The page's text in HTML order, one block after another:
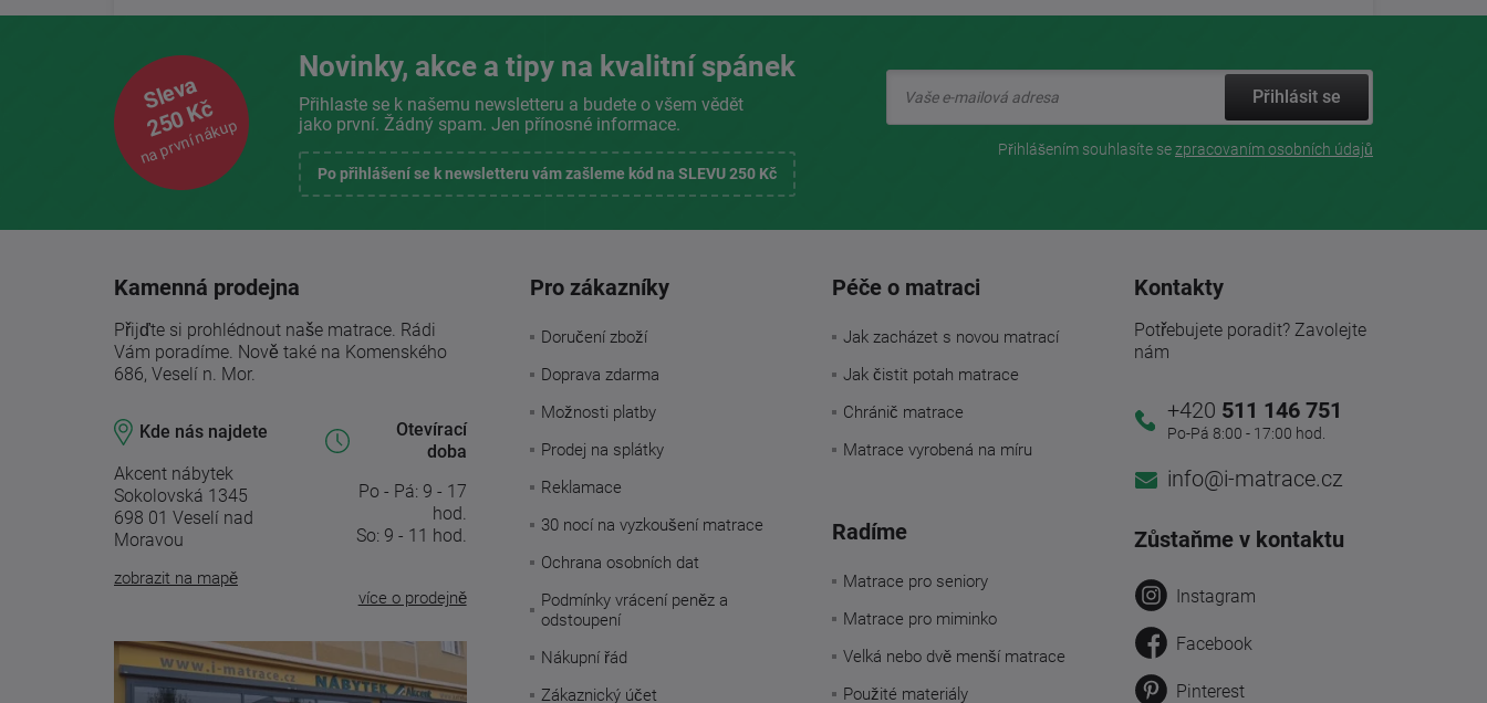
Sleva
250 Kč
na první nákup
Novinky, akce a tipy na kvalitní spánek
Přihlaste se k našemu newsletteru a budete o všem vědět
jako první. Žádný spam. Jen přínosné informace.
Po přihlášení se k newsletteru vám zašleme kód na SLEVU 250 Kč
Přihlásit se
Přihlášením souhlasíte sezpracovaním osobních údajů
Kamenná prodejna
Přijďte si prohlédnout naše matrace. Rádi
Vám poradíme. Nově také na Komenského
686, Veselí n. Mor.
Kde nás najdete
Akcent nábytek
Sokolovská 1345
698 01 Veselí nad
Moravou
zobrazit na mapě
Otevírací
doba
Po - Pá: 9 - 17
hod.
So: 9 - 11 hod.
více o prodejně
Pro zákazníky
Doručení zboží
Doprava zdarma
Možnosti platby
Prodej na splátky
Reklamace
30 nocí na vyzkoušení matrace
Ochrana osobních dat
Podmínky vrácení peněz a
odstoupení
Nákupní řád
Zákaznický účet
Péče o matraci
Jak zacházet s novou matrací
Jak čistit potah matrace
Chránič matrace
Matrace vyrobená na míru
Radíme
Matrace pro seniory
Matrace pro miminko
Velká nebo dvě menší matrace
Použité materiály
Kontakty
Potřebujete poradit? Zavolejte
nám
+420 511 146 751
Po-Pá 8:00 - 17:00 hod.
info@i-matrace.cz
Zůstaňme v kontaktu
Instagram
Facebook
Pinterest